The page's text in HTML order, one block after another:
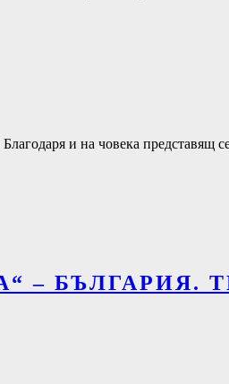
и на човека представящ
– БЪЛГАРИЯ.